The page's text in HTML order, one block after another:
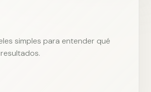
simples para entender qué